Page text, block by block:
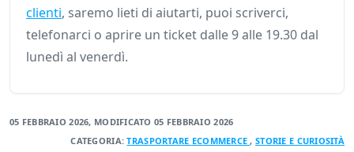
clienti, saremo lieti di aiutarti, puoi scriverci,
telefonarci o aprire un ticket dalle 9 alle 19.30 dal
lunedì al venerdì.
05 FEBBRAIO 2026, MODIFICATO 05 FEBBRAIO 2026
CATEGORIA:TRASPORTARE ECOMMERCE,STORIE E CURIOSITÀ